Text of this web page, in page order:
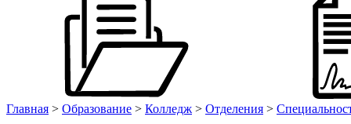
Главная > Образование > Колледж > Отделения >